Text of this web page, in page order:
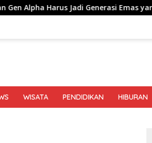
Emas yang Berkarakter
WISATA PENDIDIKAN HIBURAN